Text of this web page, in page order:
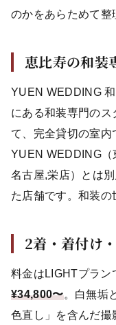
のかをあらためて整
恵比寿の和装
YUEN WEDDING
にある和装専門の
て、完全貸切の室内
YUEN WEDDING（
名古屋,栄店）とは
た店舗です。和装の
2着・着付け
料金はLIGHTプラン
¥34,800〜。白無垢
色直し」を含んだ撮